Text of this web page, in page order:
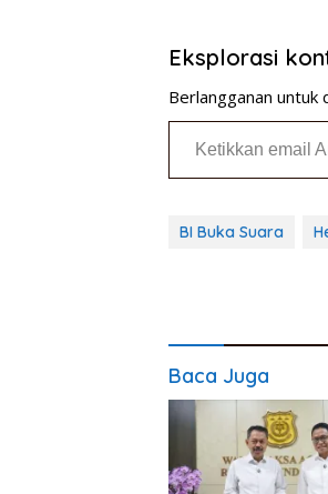
Eksplorasi
Berlangganan
Ketikkan email Anda...
BI Buka Suara
Baca Juga